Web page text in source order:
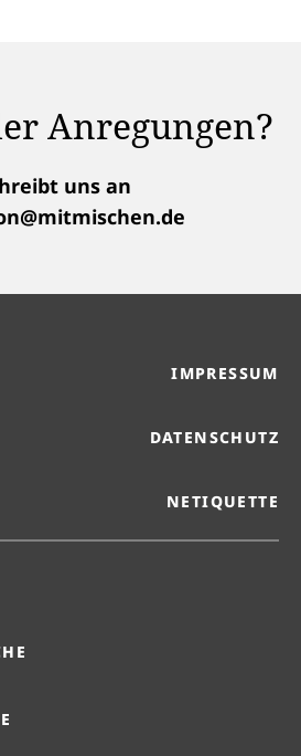
Anregungen?
uns an
IMPRESSUM
DATENSCHUTZ
NETIQUETTE